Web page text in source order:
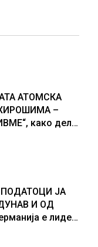
АТОМСКА
–
како дел
го
што го
ЈА
И ОД
е лидер